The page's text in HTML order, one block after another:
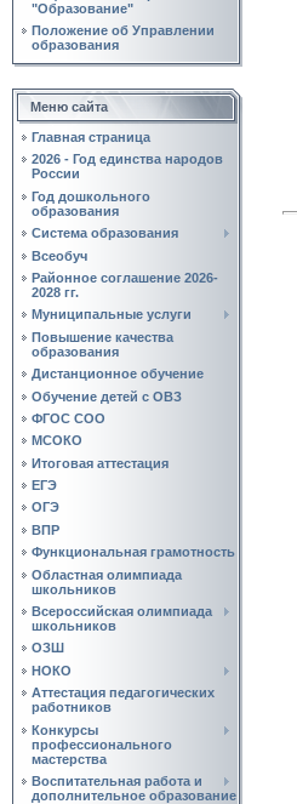
"Образование"
Положение об Управлении
образования
Меню сайта
Главная страница
2026 - Год единства народов
России
Год дошкольного
образования
Система образования
Всеобуч
Районное соглашение 2026-
2028 гг.
Муниципальные услуги
Повышение качества
образования
Дистанционное обучение
Обучение детей с ОВЗ
ФГОС СОО
МСОКО
Итоговая аттестация
ЕГЭ
ОГЭ
ВПР
Функциональная грамотность
Областная олимпиада
школьников
Всероссийская олимпиада
школьников
ОЗШ
НОКО
Аттестация педагогических
работников
Конкурсы
профессионального
мастерства
Воспитательная работа и
дополнительное образование